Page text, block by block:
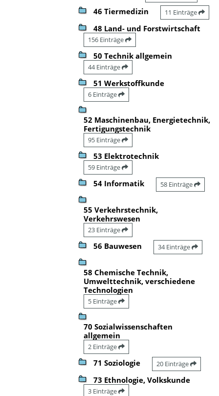
46 Tiermedizin 11 Einträge
48 Land- und Forstwirtschaft
156 Einträge
50 Technik allgemein
44 Einträge
51 Werkstoffkunde
6 Einträge
52 Maschinenbau, Energietechnik,
Fertigungstechnik
95 Einträge
53 Elektrotechnik
59 Einträge
54 Informatik 58 Einträge
55 Verkehrstechnik,
Verkehrswesen
23 Einträge
56 Bauwesen 34 Einträge
58 Chemische Technik,
Umwelttechnik, verschiedene
Technologien
5 Einträge
70 Sozialwissenschaften
allgemein
2 Einträge
71 Soziologie 20 Einträge
73 Ethnologie, Volkskunde
3 Einträge